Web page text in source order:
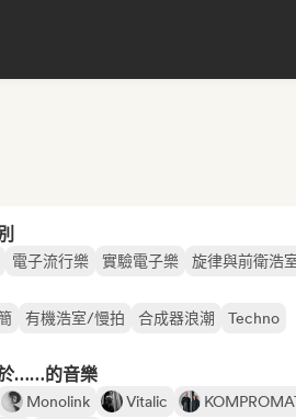
電子流行樂 實驗電子樂 旋律與前衛浩
有機浩室/慢拍 合成器浪潮 Techno
……的音樂
Monolink Vitalic